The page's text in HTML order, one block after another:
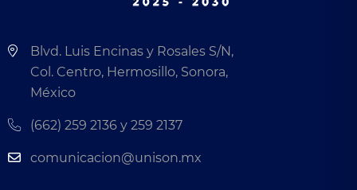
Blvd. Luis Encinas y Rosales S/N,
Col. Centro, Hermosillo, Sonora,
México
(662) 259 2136 y 259 2137
comunicacion@unison.mx